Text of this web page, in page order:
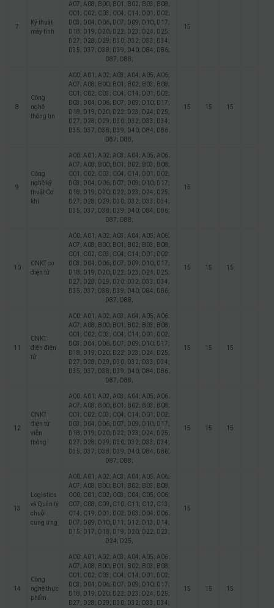
7
Kỹ thuật
máy tính
A07; A08; B00; B01; B02; B03; B08;
C01; C02; C03; C04; C14; D01; D02;
D03; D04; D06; D07; D09; D10; D17;
D18; D19; D20; D22; D23; D24; D25;
D27; D28; D29; D30; D32; D33; D34;
D35; D37; D38; D39; D40; D84; D86;
D87; D88;
15
8
Công
nghệ
thông tin
A00; A01; A02; A03; A04; A05; A06;
A07; A08; B00; B01; B02; B03; B08;
C01; C02; C03; C04; C14; D01; D02;
D03; D04; D06; D07; D09; D10; D17;
D18; D19; D20; D22; D23; D24; D25;
D27; D28; D29; D30; D32; D33; D34;
D35; D37; D38; D39; D40; D84; D86;
D87; D88;
15 15 15
9
Công
nghệ kỹ
thuật Cơ
khí
A00; A01; A02; A03; A04; A05; A06;
A07; A08; B00; B01; B02; B03; B08;
C01; C02; C03; C04; C14; D01; D02;
D03; D04; D06; D07; D09; D10; D17;
D18; D19; D20; D22; D23; D24; D25;
D27; D28; D29; D30; D32; D33; D34;
D35; D37; D38; D39; D40; D84; D86;
D87; D88;
15
10
CNKT cơ
điện tử
A00; A01; A02; A03; A04; A05; A06;
A07; A08; B00; B01; B02; B03; B08;
C01; C02; C03; C04; C14; D01; D02;
D03; D04; D06; D07; D09; D10; D17;
D18; D19; D20; D22; D23; D24; D25;
D27; D28; D29; D30; D32; D33; D34;
D35; D37; D38; D39; D40; D84; D86;
D87; D88;
15 15 15
11
CNKT
điện điện
tử
A00; A01; A02; A03; A04; A05; A06;
A07; A08; B00; B01; B02; B03; B08;
C01; C02; C03; C04; C14; D01; D02;
D03; D04; D06; D07; D09; D10; D17;
D18; D19; D20; D22; D23; D24; D25;
D27; D28; D29; D30; D32; D33; D34;
D35; D37; D38; D39; D40; D84; D86;
D87; D88;
15 15 15
12
CNKT
điện tử
viễn
thông
A00; A01; A02; A03; A04; A05; A06;
A07; A08; B00; B01; B02; B03; B08;
C01; C02; C03; C04; C14; D01; D02;
D03; D04; D06; D07; D09; D10; D17;
D18; D19; D20; D22; D23; D24; D25;
D27; D28; D29; D30; D32; D33; D34;
D35; D37; D38; D39; D40; D84; D86;
D87; D88;
15 15 15
13
Logistics
và Quản lý
chuỗi
cung ứng
A00; A01; A02; A03; A04; A05; A06;
A07; A08; B00; B01; B02; B03; B08;
C00; C01; C02; C03; C04; C05; C06;
C07; C08; C09; C10; C11; C12; C13;
C14; C19; D01; D02; D03; D04; D06;
D07; D09; D10; D11; D12; D13; D14;
D15; D17; D18; D19; D20; D22; D23;
D24; D25;
15
14
Công
nghệ thực
phẩm
A00; A01; A02; A03; A04; A05; A06;
A07; A08; B00; B01; B02; B03; B08;
C01; C02; C03; C04; C14; D01; D02;
D03; D04; D06; D07; D09; D10; D17;
D18; D19; D20; D22; D23; D24; D25;
D27; D28; D29; D30; D32; D33; D34;
15 15 15